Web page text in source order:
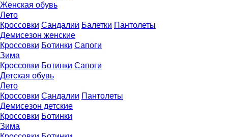
Женская обувь
Лето
Кроссовки Сандалии Балетки Пантолеты
Демисезон женские
Кроссовки Бoтинки Сапоги
Зима
Кроссовки Ботинки Сапоги
Детская обувь
Летo
Кроссовки Сандалии Пантолеты
Демисезон детские
Кроссовки Ботинки
Зима